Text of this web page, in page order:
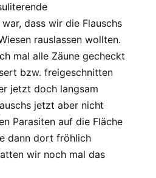
dass wir die Flauschs
rauslassen wollten.
mal alle Zäune gecheckt
bzw. freigeschnitten
jetzt doch langsam
jetzt aber nicht
Parasiten auf die Fläche
dann dort fröhlich
wir noch mal das